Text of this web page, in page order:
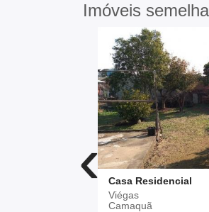
Imóveis
‹ Casa Residencial
Viégas
Camaquã